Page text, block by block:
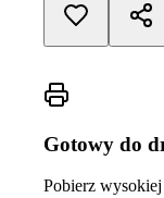
Gotowy do
Pobierz